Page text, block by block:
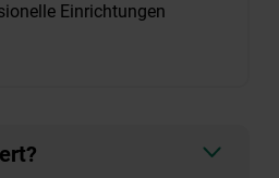
Einrichtungen